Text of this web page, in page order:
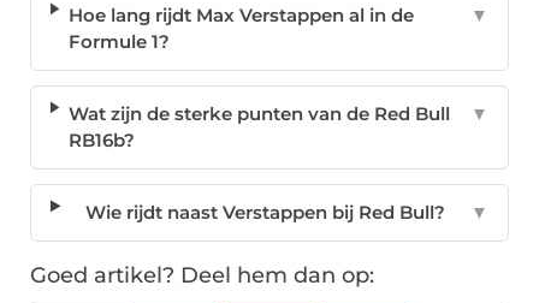
Hoe lang rijdt Max Verstappen al in de
Formule 1?
▼
Wat zijn de sterke punten van de Red Bull
RB16b?
▼
Wie rijdt naast Verstappen bij Red Bull? ▼
Goed artikel? Deel hem dan op: